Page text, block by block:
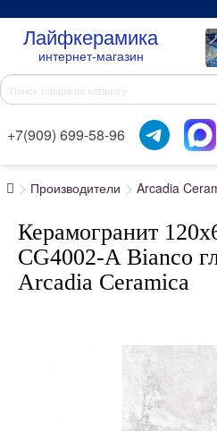
Лайфкерамика
интернет-магазин
+7(909) 699-58-96
Производители Arcadia
Керамогранит
CG4002-A Bianco
Arcadia Ceramica